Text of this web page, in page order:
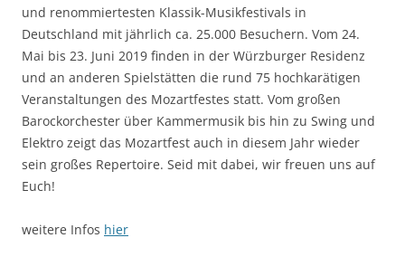
und renommiertesten Klassik-Musikfestivals in
Deutschland mit jährlich ca. 25.000 Besuchern. Vom 24.
Mai bis 23. Juni 2019 finden in der Würzburger Residenz
und an anderen Spielstätten die rund 75 hochkarätigen
Veranstaltungen des Mozartfestes statt. Vom großen
Barockorchester über Kammermusik bis hin zu Swing und
Elektro zeigt das Mozartfest auch in diesem Jahr wieder
sein großes Repertoire. Seid mit dabei, wir freuen uns auf
Euch!
weitere Infos hier